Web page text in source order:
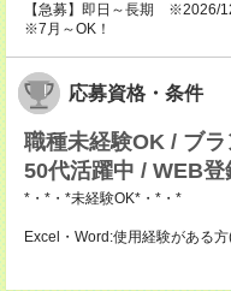
【急募】即日～長期 ※2026/
※7月～OK！
応募資格・条件
職種未経験OK / ブ
50代活躍中 / WEB
*・*・*未経験OK*・*・*
Excel・Word:使用経験がある